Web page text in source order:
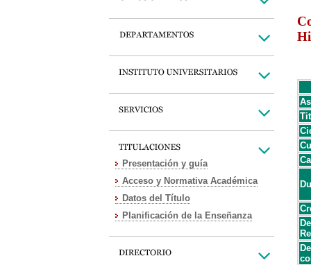
Presentación y guía
Acceso y Normativa Académica
Datos del Título
Planificación de la Enseñanza